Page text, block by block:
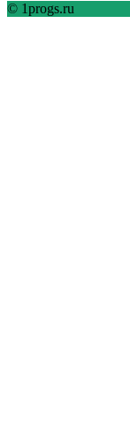
© 1progs.ru